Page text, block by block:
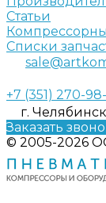
Статьи
Списки
+7 (351) 270-
г.
Заказать
© 2005-2026